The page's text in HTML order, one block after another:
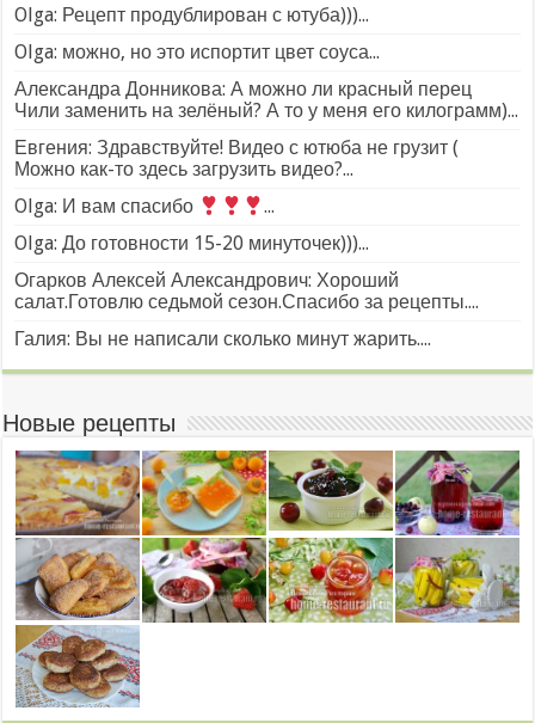
Olga: Рецепт продублирован с ютуба)))...
Olga: можно, но это испортит цвет соуса...
Александра Донникова: А можно ли красный перец
Чили заменить на зелёный? А то у меня его килограмм)...
Евгения: Здравствуйте! Видео с ютюба не грузит (
Можно как-то здесь загрузить видео?...
Olga: И вам спасибо
...
Olga: До готовности 15-20 минуточек)))...
Огарков Алексей Александрович: Хороший
салат.Готовлю седьмой сезон.Спасибо за рецепты....
Галия: Вы не написали сколько минут жарить....
Новые рецепты